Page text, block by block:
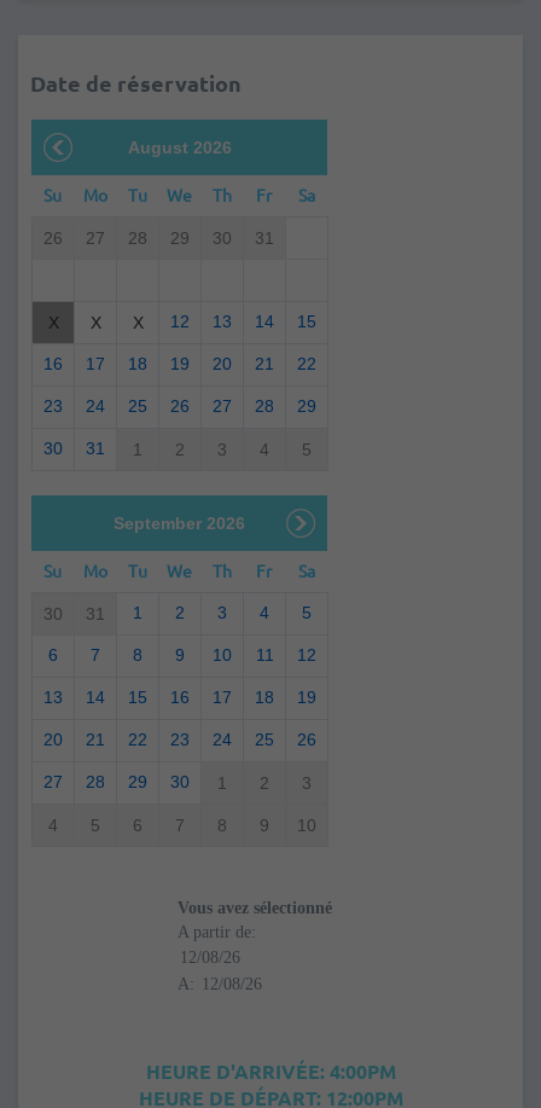
Date de réservation
August 2026
Su Mo Tu We Th Fr Sa
26 27 28 29 30 31
X X X 12 13 14 15
16 17 18 19 20 21 22
23 24 25 26 27 28 29
30 31 1 2 3 4 5
September 2026
Su Mo Tu We Th Fr Sa
30 31 1 2 3 4 5
6 7 8 9 10 11 12
13 14 15 16 17 18 19
20 21 22 23 24 25 26
27 28 29 30 1 2 3
4 5 6 7 8 9 10
Vous avez sélectionné
A partir de:
A:
HEURE D'ARRIVÉE: 4:00PM
HEURE DE DÉPART: 12:00PM